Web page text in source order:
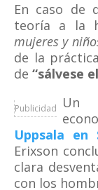
En caso de
teoría a la
mujeres y
de la
de “sálvese
Publicidad
Un
Uppsala en
Erixson
clara
con los